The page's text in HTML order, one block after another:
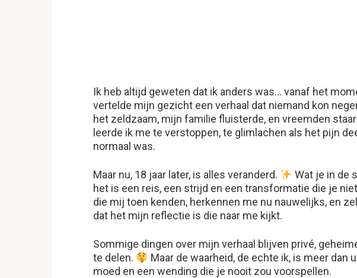
Ik heb altijd geweten dat ik anders was… vanaf het
vertelde mijn gezicht een verhaal dat niemand kon
het zeldzaam, mijn familie fluisterde, en vreemden
leerde ik me te verstoppen, te glimlachen als het pijn
normaal was.
Maar nu, 18 jaar later, is alles veranderd.
Wat je in de
het is een reis, een strijd en een transformatie die je
die mij toen kenden, herkennen me nu nauwelijks, en
dat het mijn reflectie is die naar me kijkt.
Sommige dingen over mijn verhaal blijven privé,
te delen.
Maar de waarheid, de echte ik, is meer
moed en een wending die je nooit zou voorspellen.